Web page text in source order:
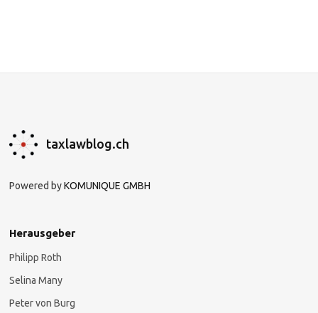
taxlawblog.ch
Powered byKOMUNIQUE GMBH
Herausgeber
Philipp Roth
Selina Many
Peter von Burg